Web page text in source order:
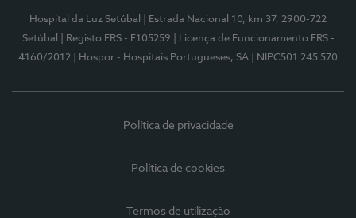
Hospital da Luz Setúbal
| Estrada Nacional 10, km 37, 2900-722
Setúbal
| Registo ERS - E105259
| Licença de Funcionamento ERS -
4160/2012
| Hospor - Hospitais Portugueses, SA | NIPC501 245 570
Política de privacidade
Política de cookies
Termos de utilização